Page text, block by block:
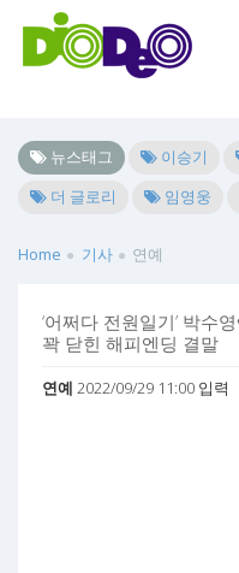
뉴스태그 이승기
더 글로리
임영웅
Home 기사 연예
‘어쩌다 전원일기’ 박수
꽉 닫힌 해피엔딩 결말
연예 2022/09/29 11:00 입력